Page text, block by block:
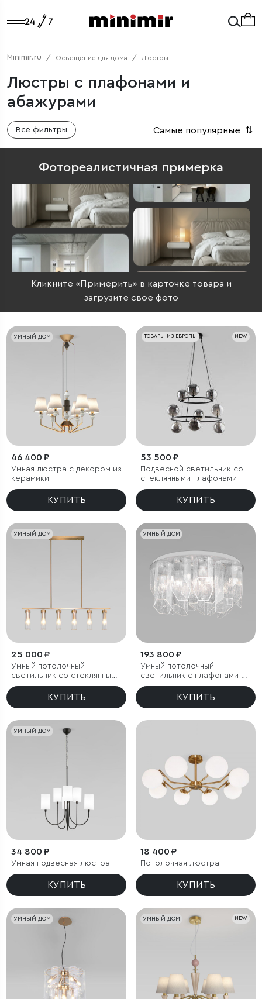
Minimir.ru Освещение для дома Люстры
Люстры с плафонами и
абажурами
Все фильтры Самые популярные ⇅
Фотореалистичная примерка
Кликните «Примерить» в карточке товара и
загрузите свое фото
УМНЫЙ ДОМ
46 400 ₽
Умная люстра с декором из
керамики
КУПИТЬ
NEW
ТОВАРЫ ИЗ ЕВРОПЫ
53 500 ₽
Подвесной светильник со
стеклянными плафонами
КУПИТЬ
УМНЫЙ ДОМ
25 000 ₽
Умный потолочный
светильник со стеклянными
плафонами
КУПИТЬ
УМНЫЙ ДОМ
193 800 ₽
Умный потолочный
светильник с плафонами из
фактурного стекла
КУПИТЬ
УМНЫЙ ДОМ
34 800 ₽
Умная подвесная люстра
КУПИТЬ
18 400 ₽
Потолочная люстра
КУПИТЬ
УМНЫЙ ДОМ УМНЫЙ ДОМ NEW